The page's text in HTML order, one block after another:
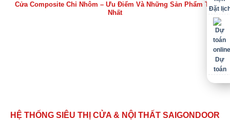
Cửa Composite Chỉ Nhôm – Ưu Điểm Và Những Sản Phẩm Tốt
Nhất
HỆ THỐNG SIÊU THỊ CỬA & NỘI THẤT SAIGONDOOR
Đặt
Dự
toán